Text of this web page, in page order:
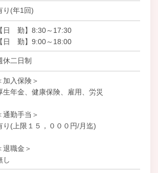
り(年1回)
【日 勤】8:30～17:30
【日 勤】9:00～18:00
休二日制
加入保険＞
生年金、健康保険、雇用、労災
通勤手当＞
り(上限１５，０００円/月迄)
退職金＞
し